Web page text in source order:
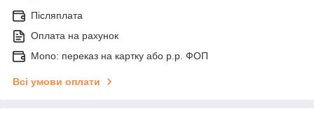
Післяплата
Оплата на рахунок
Mono: переказ на картку або р.р. ФОП
Всі умови оплати